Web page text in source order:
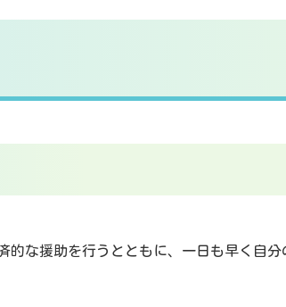
な援助を行うとともに、一日も早く自